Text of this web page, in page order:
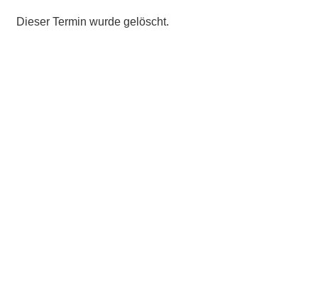
Dieser Termin wurde gelöscht.